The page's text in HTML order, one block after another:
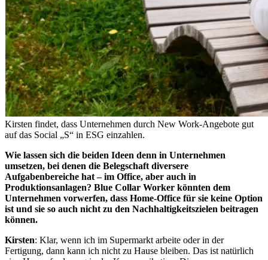
Kirsten findet, dass Unternehmen durch New Work-Angebote gut
auf das Social „S“ in ESG einzahlen.
Wie lassen sich die beiden Ideen denn in Unternehmen
umsetzen, bei denen die Belegschaft diversere
Aufgabenbereiche hat – im Office, aber auch in
Produktionsanlagen? Blue Collar Worker könnten dem
Unternehmen vorwerfen, dass Home-Office für sie keine Option
ist und sie so auch nicht zu den Nachhaltigkeitszielen beitragen
können.
Kirsten: Klar, wenn ich im Supermarkt arbeite oder in der
Fertigung, dann kann ich nicht zu Hause bleiben. Das ist natürlich